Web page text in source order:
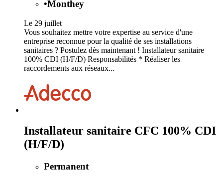
•Monthey
Le 29 juillet
Vous souhaitez mettre votre expertise au service d'une
entreprise reconnue pour la qualité de ses installations
sanitaires ? Postulez dès maintenant ! Installateur sanitaire
100% CDI (H/F/D) Responsabilités * Réaliser les
raccordements aux réseaux...
Installateur sanitaire CFC 100% CDI
(H/F/D)
Permanent